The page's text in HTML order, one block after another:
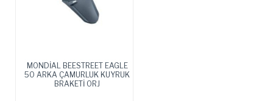
MONDİAL BEESTREET EAGLE
50 ARKA ÇAMURLUK KUYRUK
BRAKETİ ORJ